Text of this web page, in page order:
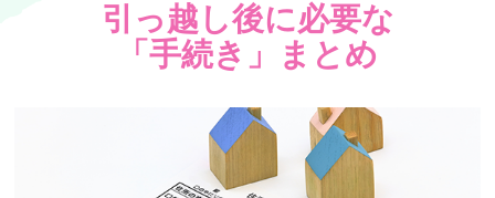
引っ越し後に必要な
「手続き」まとめ